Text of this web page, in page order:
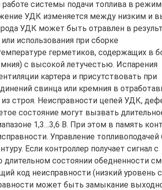
системы подачи топлива в
УДК изменяется между низким и
УДК может быть отравлен в
использования при сборке
герметиков, содержащих в
с высокой летучестью. Испарения
картера и присутствовать при
свинца или кремния в
строя. Неисправности цепей УДК,
состояние могут вызвать
1,3…3,6 В. При этом в память
Управление топливоподачей
Если контроллер получает сигнал с
состоянии обедненности
код неисправности (низкий уровень
может быть замыкание